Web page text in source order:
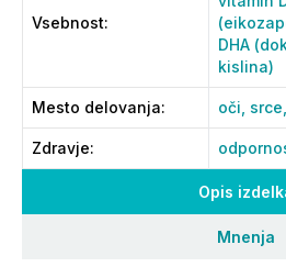
Opis
Mnenja
Vsebnost:
DHA
kislina)
Mesto delovanja: oči, srce,
Zdravje: